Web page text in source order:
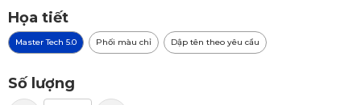
Họa tiết
Master Tech 5.0 Phối màu chỉ Dập tên theo yêu cầu
Số lượng